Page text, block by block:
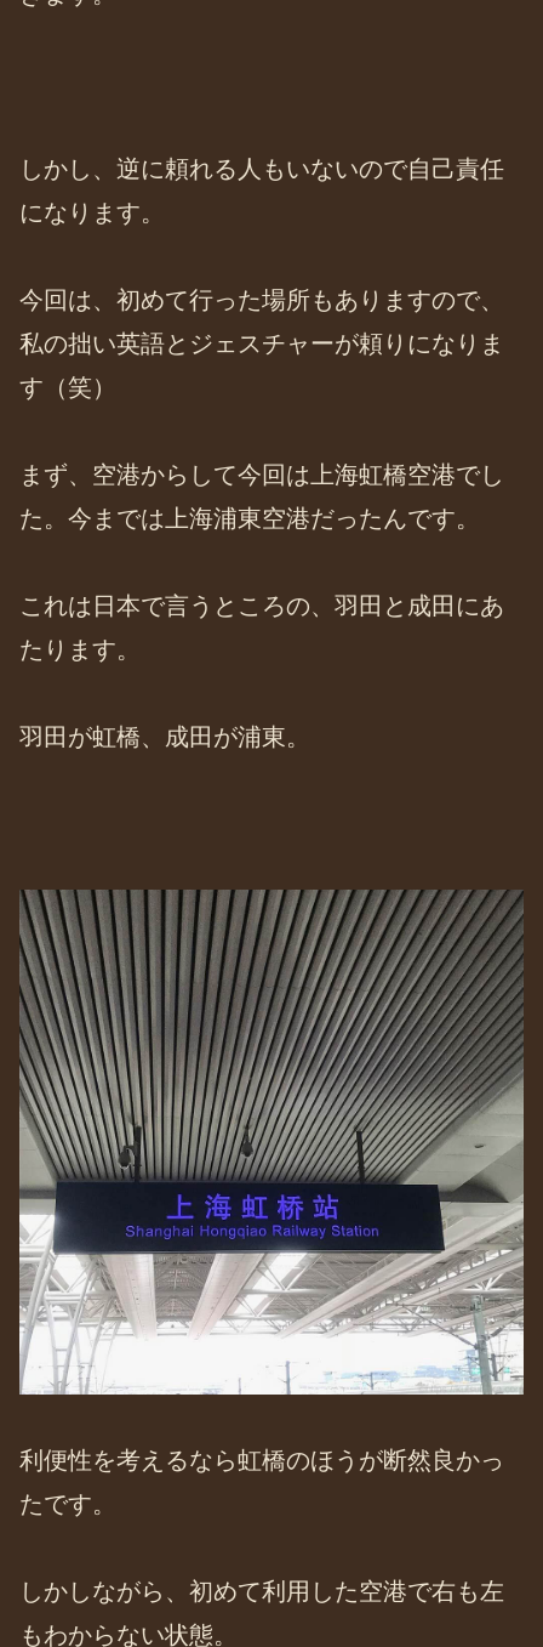
しかし、逆に頼れる人もいないので自己責任
になります。
今回は、初めて行った場所もありますので、
私の拙い英語とジェスチャーが頼りになりま
す（笑）
まず、空港からして今回は上海虹橋空港でし
た。今までは上海浦東空港だったんです。
これは日本で言うところの、羽田と成田にあ
たります。
羽田が虹橋、成田が浦東。
利便性を考えるなら虹橋のほうが断然良かっ
たです。
しかしながら、初めて利用した空港で右も左
もわからない状態。